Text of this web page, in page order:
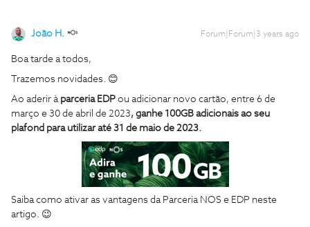
João H. Forum|Forum|3 years ago
Boa tarde a todos,
Trazemos novidades. 😊
Ao aderir à parceria EDP ou adicionar novo cartão, entre 6 de
março e 30 de abril de 2023, ganhe 100GB adicionais ao seu
plafond para utilizar até 31 de maio de 2023.
Saiba como ativar as vantagens da Parceria NOS e EDP neste
artigo. 😉